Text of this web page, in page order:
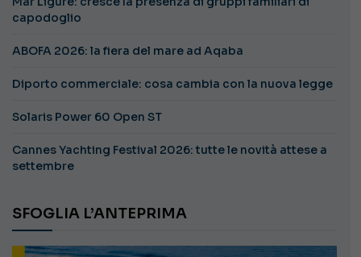
capodoglio
ABOFA 2026: la fiera del mare ad Aqaba
Diporto commerciale: cosa cambia con la nuova legge
Solaris Power 60 Open ST
Cannes Yachting Festival 2026: tutte le novità attese a
settembre
SFOGLIA L’ANTEPRIMA